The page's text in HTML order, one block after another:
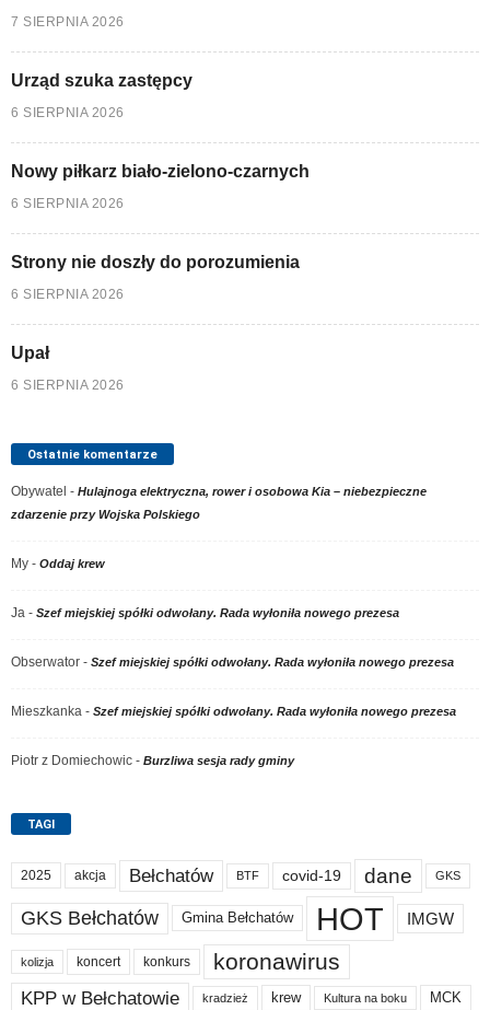
7 SIERPNIA 2026
Urząd szuka zastępcy
6 SIERPNIA 2026
Nowy piłkarz biało-zielono-czarnych
6 SIERPNIA 2026
Strony nie doszły do porozumienia
6 SIERPNIA 2026
Upał
6 SIERPNIA 2026
Ostatnie komentarze
Obywatel - Hulajnoga elektryczna, rower i osobowa Kia – niebezpieczne
zdarzenie przy Wojska Polskiego
My - Oddaj krew
Ja - Szef miejskiej spółki odwołany. Rada wyłoniła nowego prezesa
Obserwator - Szef miejskiej spółki odwołany. Rada wyłoniła nowego prezesa
Mieszkanka - Szef miejskiej spółki odwołany. Rada wyłoniła nowego prezesa
Piotr z Domiechowic - Burzliwa sesja rady gminy
TAGI
2025 akcja Bełchatów BTF covid-19 dane GKS
GKS Bełchatów Gmina Bełchatów HOT IMGW
kolizja koncert konkurs koronawirus
KPP w Bełchatowie kradzież krew Kultura na boku MCK